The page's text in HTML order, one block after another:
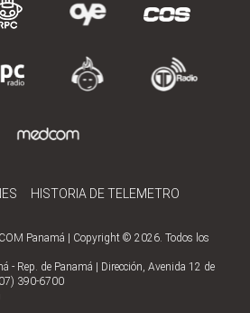
HISTORIA DE TELEMETRO
Panamá | Copyright © 2026. Todos los
- Rep. de Panamá | Dirección, Avenida 12 de
390-6700